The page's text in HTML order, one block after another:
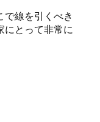
で線を引くべき
にとって非常に